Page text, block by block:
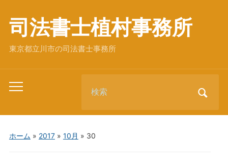
司法書士植村事務所
東京都立川市の司法書士事務所
Toggle
menu
for:
ホーム » 2017» 10月 » 30